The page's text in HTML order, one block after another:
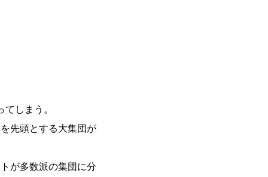
しまう。
先頭とする大集団が
が多数派の集団に分